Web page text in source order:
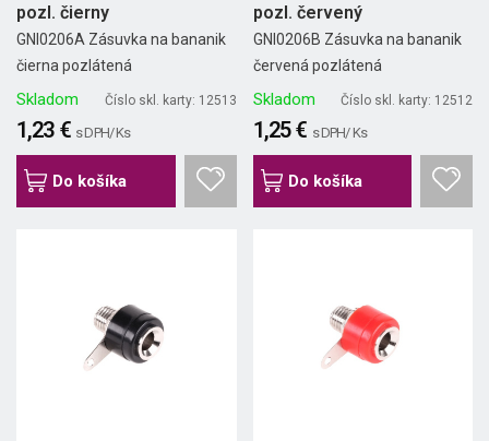
pozl. čierny
GNI0206A Zásuvka na bananik
čierna pozlátená
Skladom Číslo skl. karty: 12513
1,23 € s DPH/ Ks
Do košíka
pozl. červený
GNI0206B Zásuvka na bananik
červená pozlátená
Skladom Číslo skl. karty: 12512
1,25 € s DPH/ Ks
Do košíka